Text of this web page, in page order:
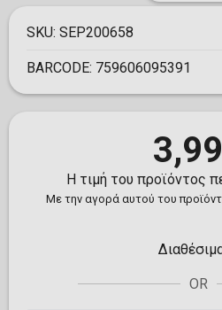
SKU: SEP200658
BARCODE: 759606095391
Η τιμή του προϊόντος
Με την αγορά αυτού του
OR